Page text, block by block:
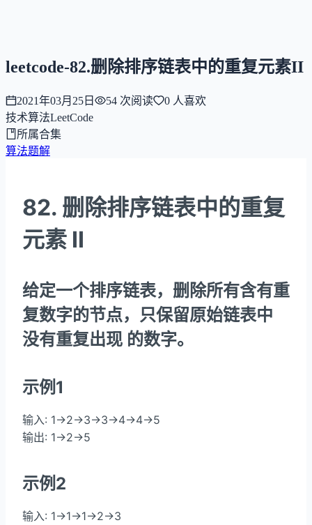
leetcode-82.删除排序链表中的重复元素II
2021年03月25日 54 次阅读 0 人喜欢
技术算法LeetCode
所属合集
算法题解
82. 删除排序链表中的重复
元素 II
给定一个排序链表，删除所有含有重
复数字的节点，只保留原始链表中
没有重复出现 的数字。
示例1
输入: 1->2->3->3->4->4->5
输出: 1->2->5
示例2
输入: 1->1->1->2->3